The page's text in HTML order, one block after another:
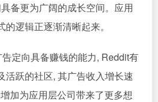
备更为广阔的成长空间。应用
逻辑正逐渐清晰起来。
定向具备赚钱的能力, Reddit有
活跃的社区, 其广告收入增长速
加为应用层公司带来了更多想